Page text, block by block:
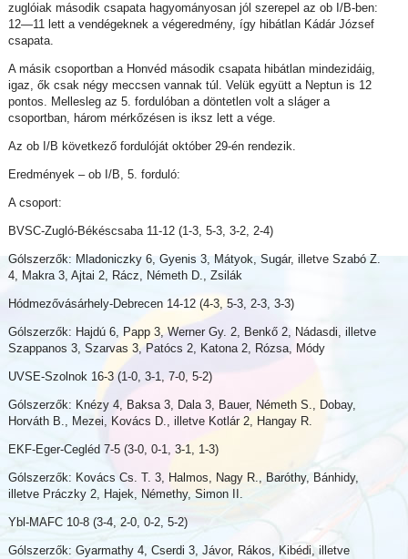
zuglóiak második csapata hagyományosan jól szerepel az ob I/B-ben:
12—11 lett a vendégeknek a végeredmény, így hibátlan Kádár József
csapata.
A másik csoportban a Honvéd második csapata hibátlan mindezidáig,
igaz, ők csak négy meccsen vannak túl. Velük együtt a Neptun is 12
pontos. Mellesleg az 5. fordulóban a döntetlen volt a sláger a
csoportban, három mérkőzésen is iksz lett a vége.
Az ob I/B következő fordulóját október 29-én rendezik.
Eredmények – ob I/B, 5. forduló:
A csoport:
BVSC-Zugló-Békéscsaba 11-12 (1-3, 5-3, 3-2, 2-4)
Gólszerzők: Mladoniczky 6, Gyenis 3, Mátyok, Sugár, illetve Szabó Z.
4, Makra 3, Ajtai 2, Rácz, Németh D., Zsilák
Hódmezővásárhely-Debrecen 14-12 (4-3, 5-3, 2-3, 3-3)
Gólszerzők: Hajdú 6, Papp 3, Werner Gy. 2, Benkő 2, Nádasdi, illetve
Szappanos 3, Szarvas 3, Patócs 2, Katona 2, Rózsa, Módy
UVSE-Szolnok 16-3 (1-0, 3-1, 7-0, 5-2)
Gólszerzők: Knézy 4, Baksa 3, Dala 3, Bauer, Németh S., Dobay,
Horváth B., Mezei, Kovács D., illetve Kotlár 2, Hangay R.
EKF-Eger-Cegléd 7-5 (3-0, 0-1, 3-1, 1-3)
Gólszerzők: Kovács Cs. T. 3, Halmos, Nagy R., Baróthy, Bánhidy,
illetve Práczky 2, Hajek, Némethy, Simon II.
Ybl-MAFC 10-8 (3-4, 2-0, 0-2, 5-2)
Gólszerzők: Gyarmathy 4, Cserdi 3, Jávor, Rákos, Kibédi, illetve